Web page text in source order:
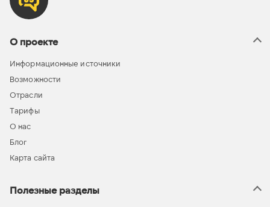
О проекте
Информационные источники
Возможности
Отрасли
Тарифы
О нас
Блог
Карта сайта
Полезные разделы